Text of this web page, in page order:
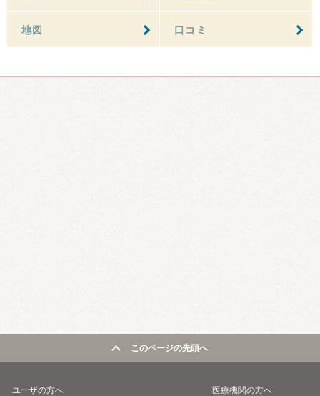
地図 口コミ
このページの先頭へ
ユーザの方へ 医療機関の方へ